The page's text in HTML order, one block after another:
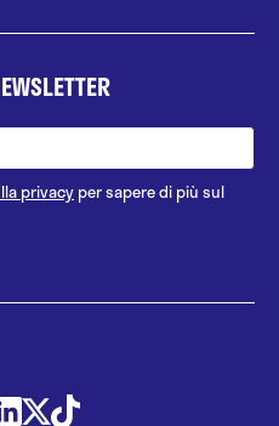
privacy per sapere di più sul